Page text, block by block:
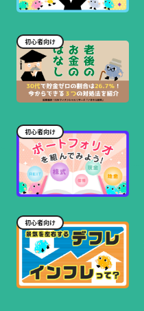
初心者向け
初心者向け
初心者向け